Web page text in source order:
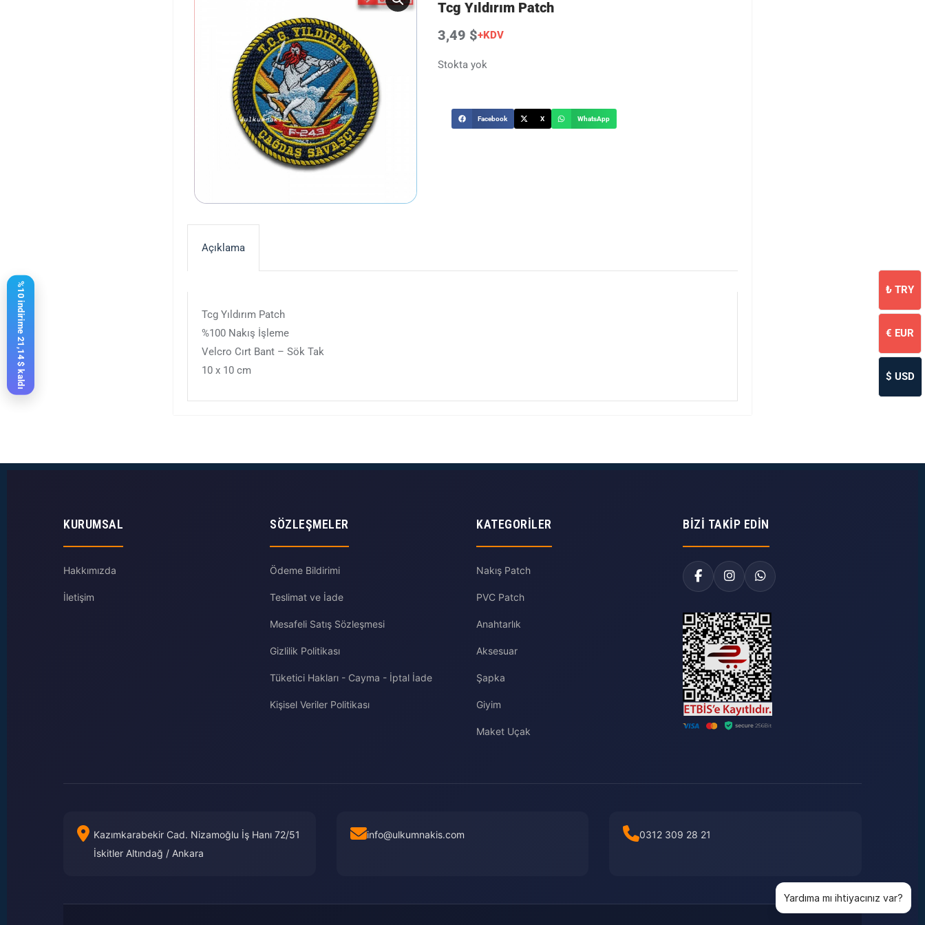
Tcg Yıldırım Patch
3,49 $+KDV
Stokta yok
Facebook X WhatsApp
Açıklama
Tcg Yıldırım Patch
%100 Nakış İşleme
Velcro Cırt Bant – Sök Tak
10 x 10 cm
KURUMSAL
Hakkımızda
İletişim
SÖZLEŞMELER
Ödeme Bildirimi
Teslimat ve İade
Mesafeli Satış Sözleşmesi
Gizlilik Politikası
Tüketici Hakları - Cayma - İptal İade
Kişisel Veriler Politikası
KATEGORILER
Nakış Patch
PVC Patch
Anahtarlık
Aksesuar
Şapka
Giyim
Maket Uçak
BIZI TAKIP EDIN
Kazımkarabekir Cad. Nizamoğlu İş Hanı 72/51
İskitler Altındağ / Ankara
info@ulkumnakis.com 0312 309 28 21
%10 indirime 21,14 $ kaldı ₺ TRY
€ EUR
$ USD
Yardıma mı ihtiyacınız var?